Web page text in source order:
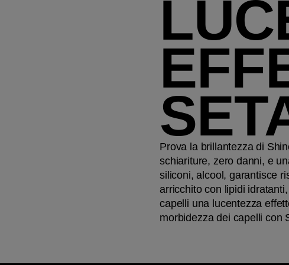
Prova la brillantezza di
schiariture, zero danni, e
siliconi, alcool, garantisce
arricchito con lipidi
capelli una lucentezza
morbidezza dei capelli con